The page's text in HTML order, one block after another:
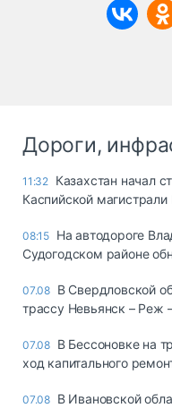
Дороги,
11:32 Казахстан начал
Каспийской
08:15 На автодороге
Судогодском районе
07.08 В Свердловской
трассу Невьянск – Реж
07.08 В Бессоновке на
ход капитального
07.08 В Ивановской